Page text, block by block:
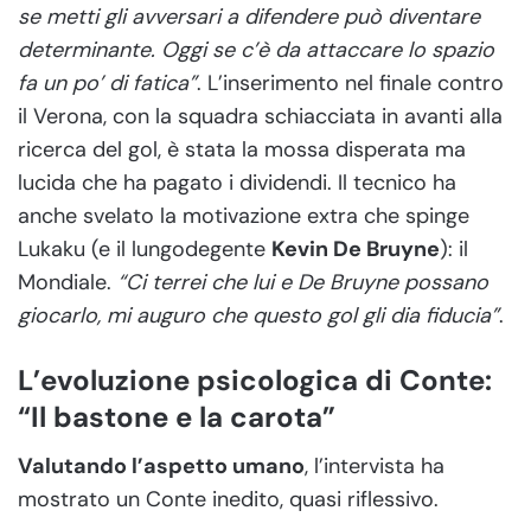
se metti gli avversari a difendere può diventare
determinante. Oggi se c’è da attaccare lo spazio
fa un po’ di fatica”. L’inserimento nel finale contro
il Verona, con la squadra schiacciata in avanti alla
ricerca del gol, è stata la mossa disperata ma
lucida che ha pagato i dividendi. Il tecnico ha
anche svelato la motivazione extra che spinge
Lukaku (e il lungodegente Kevin De Bruyne): il
Mondiale. “Ci terrei che lui e De Bruyne possano
giocarlo, mi auguro che questo gol gli dia fiducia”.
L’evoluzione psicologica di Conte:
“Il bastone e la carota”
Valutando l’aspetto umano, l’intervista ha
mostrato un Conte inedito, quasi riflessivo.